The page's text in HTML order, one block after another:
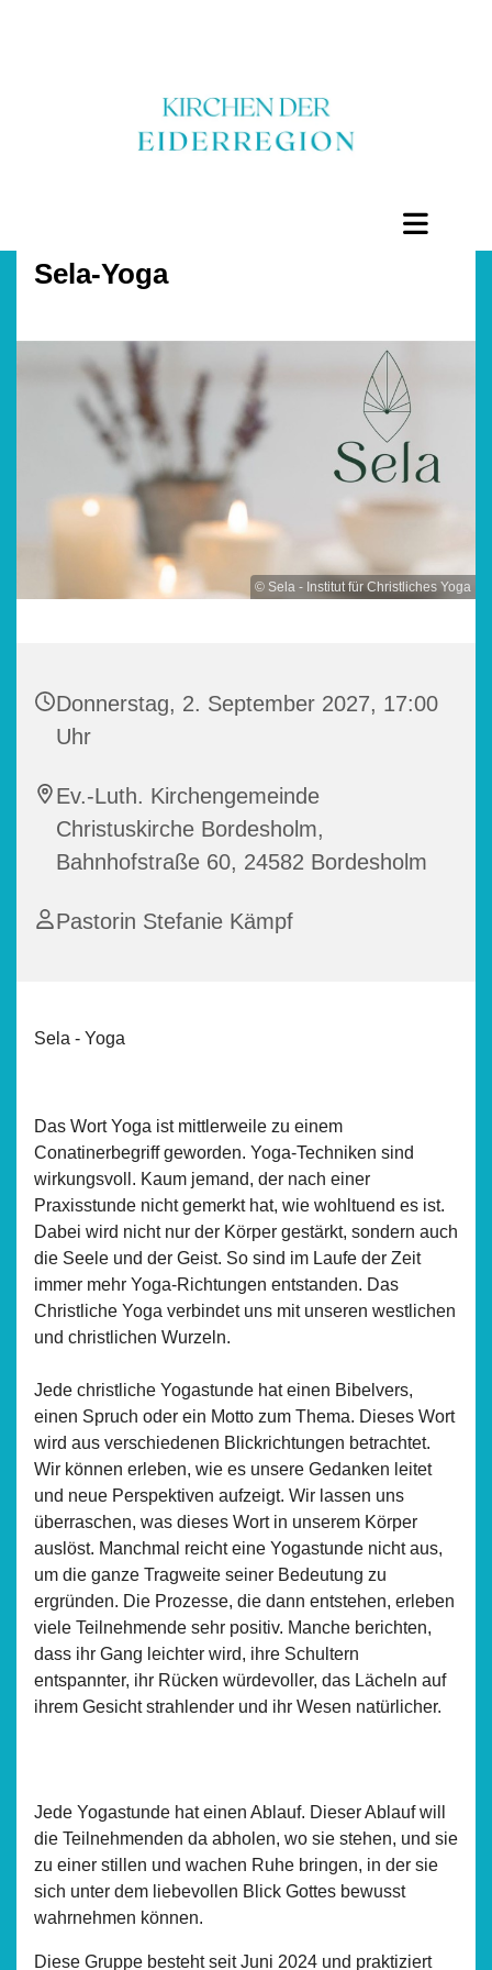
Sela-Yoga
© Sela - Institut für Christliches Yoga
Donnerstag, 2. September 2027, 17:00
Uhr
Ev.-Luth. Kirchengemeinde
Christuskirche Bordesholm,
Bahnhofstraße 60, 24582 Bordesholm
Pastorin Stefanie Kämpf
Sela - Yoga
Das Wort Yoga ist mittlerweile zu einem
Conatinerbegriff geworden. Yoga-Techniken sind
wirkungsvoll. Kaum jemand, der nach einer
Praxisstunde nicht gemerkt hat, wie wohltuend es ist.
Dabei wird nicht nur der Körper gestärkt, sondern auch
die Seele und der Geist. So sind im Laufe der Zeit
immer mehr Yoga-Richtungen entstanden. Das
Christliche Yoga verbindet uns mit unseren westlichen
und christlichen Wurzeln.
Jede christliche Yogastunde hat einen Bibelvers,
einen Spruch oder ein Motto zum Thema. Dieses Wort
wird aus verschiedenen Blickrichtungen betrachtet.
Wir können erleben, wie es unsere Gedanken leitet
und neue Perspektiven aufzeigt. Wir lassen uns
überraschen, was dieses Wort in unserem Körper
auslöst. Manchmal reicht eine Yogastunde nicht aus,
um die ganze Tragweite seiner Bedeutung zu
ergründen. Die Prozesse, die dann entstehen, erleben
viele Teilnehmende sehr positiv. Manche berichten,
dass ihr Gang leichter wird, ihre Schultern
entspannter, ihr Rücken würdevoller, das Lächeln auf
ihrem Gesicht strahlender und ihr Wesen natürlicher.
Jede Yogastunde hat einen Ablauf. Dieser Ablauf will
die Teilnehmenden da abholen, wo sie stehen, und sie
zu einer stillen und wachen Ruhe bringen, in der sie
sich unter dem liebevollen Blick Gottes bewusst
wahrnehmen können.
Diese Gruppe besteht seit Juni 2024 und praktiziert